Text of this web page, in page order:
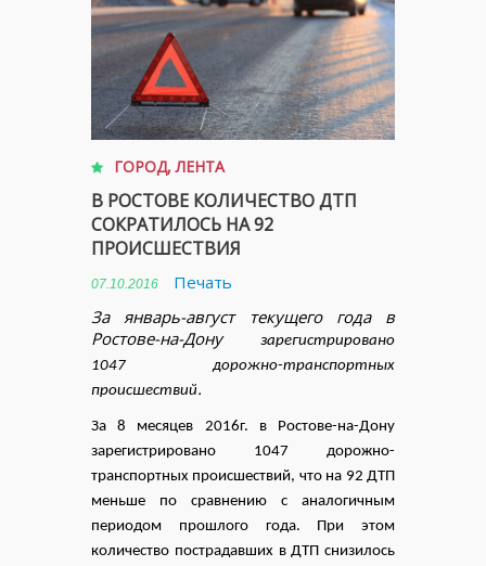
ГОРОД,ЛЕНТА
В РОСТОВЕ КОЛИЧЕСТВО ДТП
СОКРАТИЛОСЬ НА 92
ПРОИСШЕСТВИЯ
07.10.2016
Печать
За январь-август текущего года в
Ростове-на-Дону
зарегистрировано
1047 дорожно-транспортных
происшествий.
За 8 месяцев 2016г. в Ростове-на-Дону
зарегистрировано 1047 дорожно-
транспортных происшествий, что на 92 ДТП
меньше по сравнению с аналогичным
периодом прошлого года. При этом
количество пострадавших в ДТП снизилось